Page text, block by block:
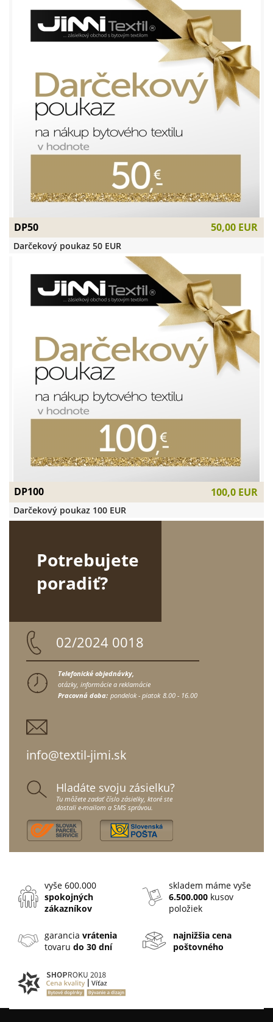
DP50 50,00 EUR
Darčekový poukaz 50 EUR
DP100 100,0 EUR
Darčekový poukaz 100 EUR
Potrebujete
poradiť?
02/2024 0018
Telefonické objednávky,
otázky, informácie a reklamácie
Pracovná doba: pondelok - piatok 8.00 - 16.00
info@textil-jimi.sk
Hladáte svoju zásielku?
Tu môžete zadať číslo zásielky, ktoré ste
dostali e-mailom a SMS správou.
vyše 600.000
spokojných
zákazníkov
skladem máme vyše
6.500.000 kusov
položiek
garanciavrátenia
tovarudo 30 dní
najnižšia cena
poštovného